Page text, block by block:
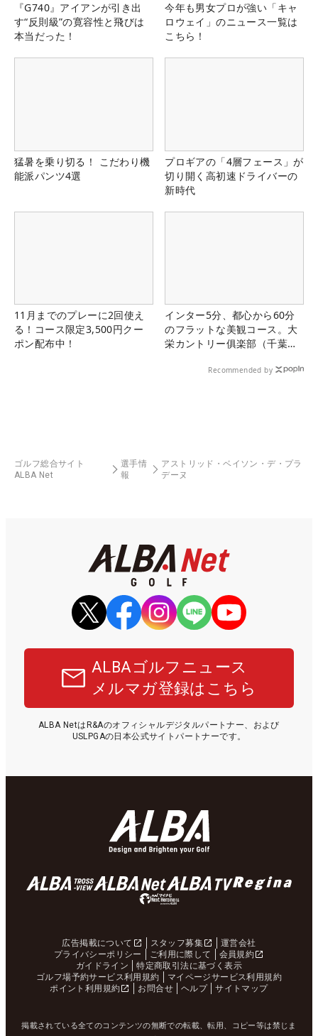
『G740』アイアンが引き出
す“反則級”の寛容性と飛びは
本当だった！
今年も男女プロが強い「キャ
ロウェイ」のニュース一覧は
こちら！
猛暑を乗り切る！ こだわり機
能派パンツ4選
プロギアの「4層フェース」が
切り開く高初速ドライバーの
新時代
11月までのプレーに2回使え
る！コース限定3,500円クー
ポン配布中！
インター5分、都心から60分
のフラットな美観コース。大
栄カントリー俱楽部（千葉
Recommended by
ゴルフ総合サイト
ALBA Net
選手情
報
アストリッド・ベイソン・デ・プラ
デーヌ
ALBAゴルフニュース
メルマガ登録はこちら
ALBA NetはR&Aのオフィシャルデジタルパートナー、および
USLPGAの日本公式サイトパートナーです。
広告掲載について スタッフ募集
運営会社
プライバシーポリシー
ご利用に際して
会員規約
ガイドライン
特定商取引法に基づく表示
ゴルフ場予約サービス利用規約
マイページサービス利用規約
ポイント利用規約
お問合せ ヘルプ サイトマップ
掲載されている全てのコンテンツの無断での転載、転用、コピー等は禁じま